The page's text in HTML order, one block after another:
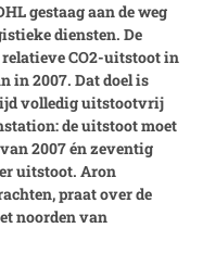
gestaag aan de weg
diensten. De
relatieve CO2-uitstoot in
in 2007. Dat doel is
volledig uitstootvrij
de uitstoot moet
2007 én zeventig
uitstoot. Aron
praat over de
noorden van